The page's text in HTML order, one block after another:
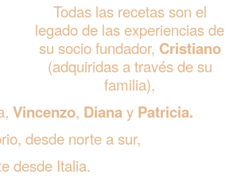
Todas las recetas son el
legado de las experiencias de
su socio fundador, Cristiano
(adquiridas a través de su
familia),
Vincenzo, Dianay Patricia.
desde norte asur,
desde Italia.